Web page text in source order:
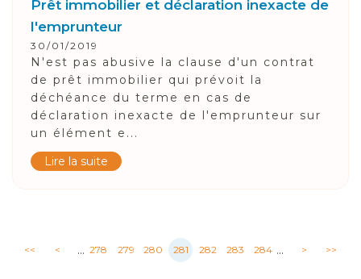
Prêt immobilier et déclaration inexacte de
l'emprunteur
30/01/2019
N'est pas abusive la clause d'un contrat
de prêt immobilier qui prévoit la
déchéance du terme en cas de
déclaration inexacte de l'emprunteur sur
un élément e...
Lire la suite
<< < ... 278 279 280 281 282 283 284 ... > >>